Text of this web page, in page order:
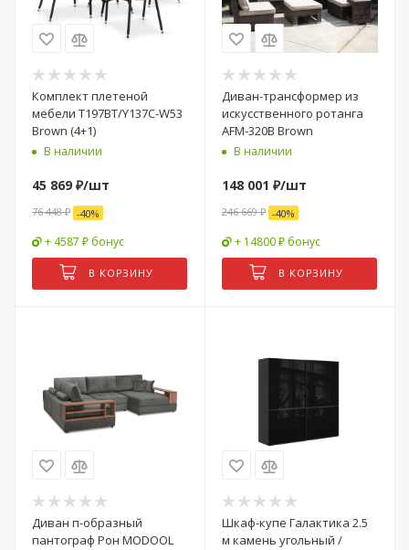
Комплект плетеной
мебели T197BT/Y137C-W53
Brown (4+1)
В наличии
45 869 ₽/шт
76 448₽ -40%
+ 4587 ₽ бонус
В КОРЗИНУ
Диван-трансформер из
искусственного ротанга
AFM-320B Brown
В наличии
148 001 ₽/шт
246 669₽ -40%
+ 14800 ₽ бонус
В КОРЗИНУ
Диван п-образный
пантограф Рон MODOOL
Шкаф-купе Галактика 2.5
м камень угольный /